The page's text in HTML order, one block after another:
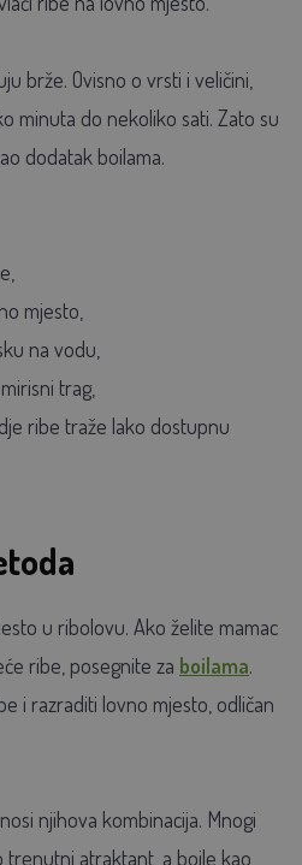
brže. Ovisno o vrsti i veličini,
minuta do nekoliko sati. Zato su
dodatak boilama.
mjesto,
na vodu,
trag,
ribe traže lako dostupnu
u ribolovu. Ako želite mamac
ribe, posegnite za boilama.
i razraditi lovno mjesto, odličan
njihova kombinacija. Mnogi
atraktant, a boile kao